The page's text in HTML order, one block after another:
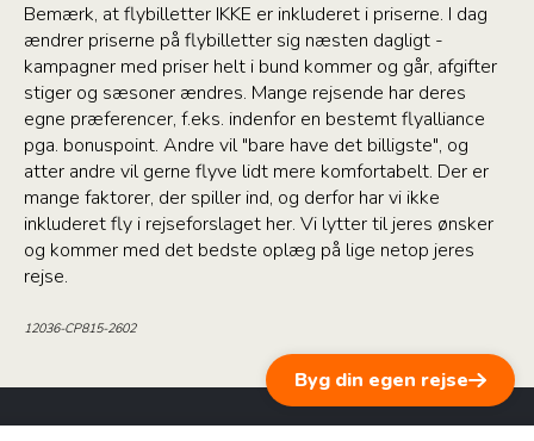
Byg din egen rejse
Bemærk, at flybilletter IKKE er inkluderet i priserne. I dag
ændrer priserne på flybilletter sig næsten dagligt -
kampagner med priser helt i bund kommer og går, afgifter
stiger og sæsoner ændres. Mange rejsende har deres
egne præferencer, f.eks. indenfor en bestemt flyalliance
pga. bonuspoint. Andre vil "bare have det billigste", og
atter andre vil gerne flyve lidt mere komfortabelt. Der er
mange faktorer, der spiller ind, og derfor har vi ikke
inkluderet fly i rejseforslaget her. Vi lytter til jeres ønsker
og kommer med det bedste oplæg på lige netop jeres
rejse.
12036-CP815-2602